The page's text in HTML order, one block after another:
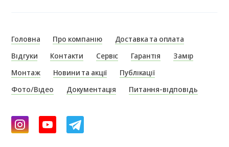
Головна Про компанію
Доставка та оплата
Відгуки
Контакти Сервіс Гарантія
Замір
Монтаж
Новини та акції
Публікації
Фото/Відео
Документація Питання-відповідь